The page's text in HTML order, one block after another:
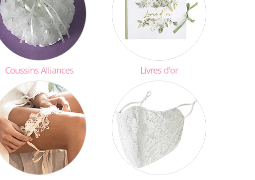
CoussinsAlliances Livres d'or